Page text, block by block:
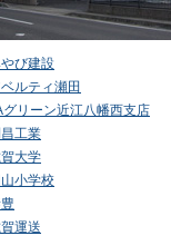
び建設
ルティ瀬田
グリーン近江八幡西支店
工業
大学
山小学校
運送